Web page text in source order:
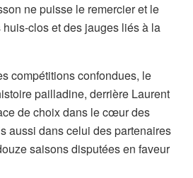
ne puisse le remercier et le
clos et des jauges liés à la
compétitions confondues, le
pailladine, derrière Laurent
de choix dans le cœur des
aussi dans celui des partenaires
saisons disputées en faveur